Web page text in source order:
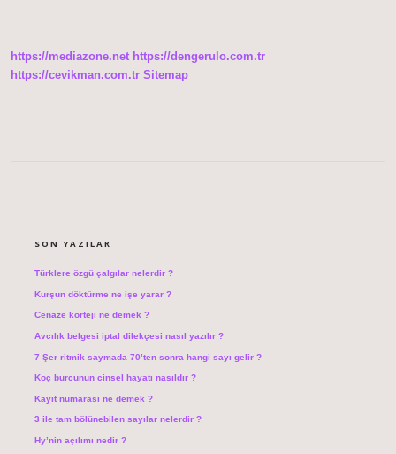
https://mediazone.net https://dengerulo.com.tr
https://cevikman.com.tr Sitemap
SON YAZILAR
Türklere özgü çalgılar nelerdir ?
Kurşun döktürme ne işe yarar ?
Cenaze korteji ne demek ?
Avcılık belgesi iptal dilekçesi nasıl yazılır ?
7 Şer ritmik saymada 70’ten sonra hangi sayı gelir ?
Koç burcunun cinsel hayatı nasıldır ?
Kayıt numarası ne demek ?
3 ile tam bölünebilen sayılar nelerdir ?
Hy’nin açılımı nedir ?